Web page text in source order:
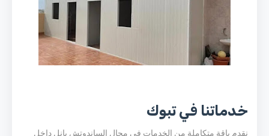
خدماتنا في تبوك
نقدم باقة متكاملة من الخدمات في مجال الساندوتش بانل داخل